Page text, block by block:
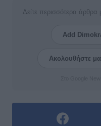
Δείτε περισσότερα
Add
Ακολουθήστε